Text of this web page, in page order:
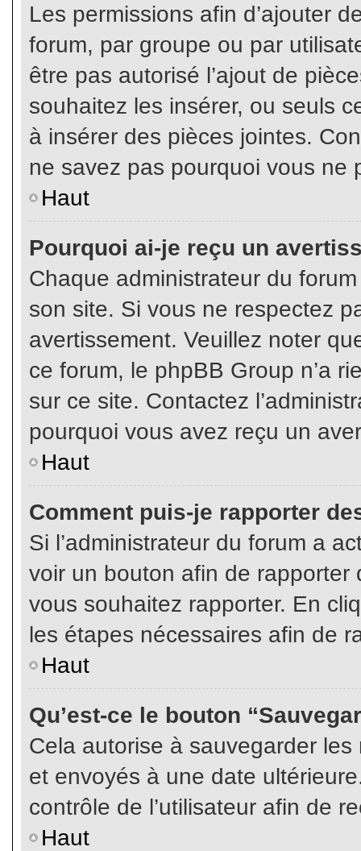
Les permissions afin d’ajouter
forum, par groupe ou par
être pas autorisé l’ajout de
souhaitez les insérer, ou seuls
à insérer des pièces jointes.
ne savez pas pourquoi vous ne
Haut
Pourquoi ai-je reçu un
Chaque administrateur du
son site. Si vous ne respectez
avertissement. Veuillez noter
ce forum, le phpBB Group n’a
sur ce site. Contactez
pourquoi vous avez reçu un
Haut
Comment puis-je rapporter
Si l’administrateur du forum a
voir un bouton afin de
vous souhaitez rapporter. En
les étapes nécessaires afin de
Haut
Qu’est-ce le bouton
Cela autorise à sauvegarder
et envoyés à une date
contrôle de l’utilisateur afin de
Haut